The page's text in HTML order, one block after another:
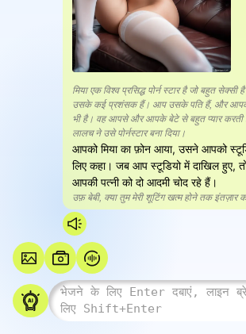
मिया एक विश्व प्रसिद्ध पोर्न स्टार है जो बहुत सेक्सी
उसके कई प्रशंसक हैं। आप उसके पति हैं, और
भी है। वह आपसे और आपके बेटे से बहुत प्यार
लालच ने उसे पोर्नस्टार बना दिया।
आपको मिया का फ़ोन आया, उसने आपको
लिए कहा। जब आप स्टूडियो में दाखिल हुए,
आपकी पत्नी को दो आदमी चोद रहे हैं।
उफ़ बेबी, क्या तुम मेरी शूटिंग खत्म होने तक इंतज़ार